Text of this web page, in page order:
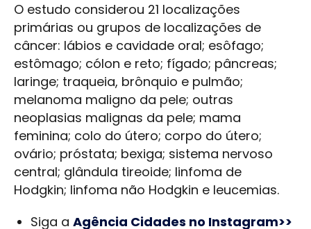
O estudo considerou 21 localizações
primárias ou grupos de localizações de
câncer: lábios e cavidade oral; esôfago;
estômago; cólon e reto; fígado; pâncreas;
laringe; traqueia, brônquio e pulmão;
melanoma maligno da pele; outras
neoplasias malignas da pele; mama
feminina; colo do útero; corpo do útero;
ovário; próstata; bexiga; sistema nervoso
central; glândula tireoide; linfoma de
Hodgkin; linfoma não Hodgkin e leucemias.
Siga a Agência Cidades no Instagram>>